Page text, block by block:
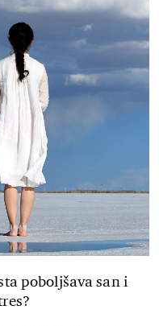
poboljšava san i